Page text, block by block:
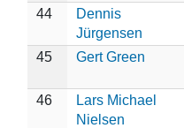
44
Dennis
Jürgensen
45
Gert Green
46
Lars Michael
Nielsen